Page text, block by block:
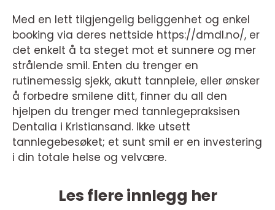
Med en lett tilgjengelig beliggenhet og enkel
booking via deres nettside https://dmdl.no/, er
det enkelt å ta steget mot et sunnere og mer
strålende smil. Enten du trenger en
rutinemessig sjekk, akutt tannpleie, eller ønsker
å forbedre smilene ditt, finner du all den
hjelpen du trenger med tannlegepraksisen
Dentalia i Kristiansand. Ikke utsett
tannlegebesøket; et sunt smil er en investering
i din totale helse og velvære.
Les flere innlegg her